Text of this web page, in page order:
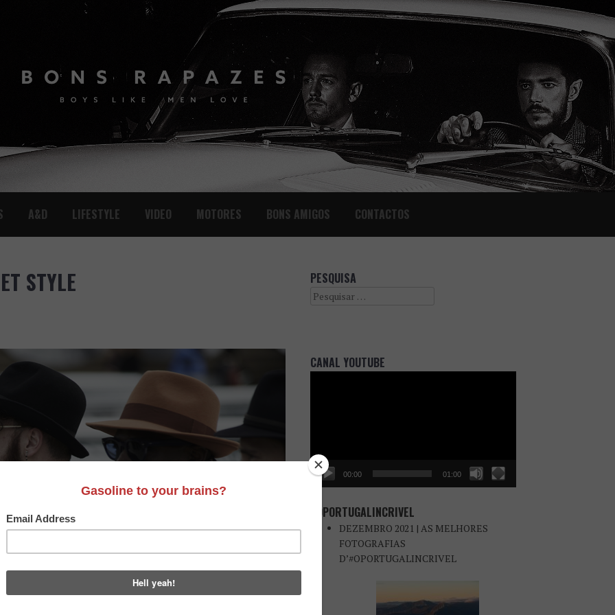
A&D LIFESTYLE VIDEO MOTORES BONS AMIGOS CONTACTOS
STYLE PESQUISA
Search
CANAL YOUTUBE
00:00 01:00
#OPORTUGALINCRIVEL
DEZEMBRO 2021 | AS MELHORES
FOTOGRAFIAS
D’#OPORTUGALINCRIVEL